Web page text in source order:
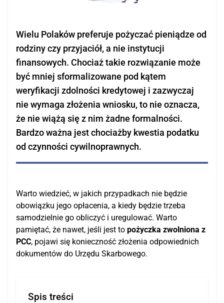
Kredyt bez badania zdolności kredytowej
Firmowe
Kredyt na działalność
Kredyt konsolidacyjny dla firm
Kredyt inwestycyjny dla firm
Kredyt dla zadłużonych firm
Kredyt dla spółki
Kredyt na start
Kredyt na spłatę ZUS i US
Leasing dla firm
Wielu Polaków preferuje pożyczać pieniądze od
rodziny czy przyjaciół, a nie instytucji
finansowych. Chociaż takie rozwiązanie może
być mniej sformalizowane pod kątem
weryfikacji zdolności kredytowej i zazwyczaj
nie wymaga złożenia wniosku, to nie oznacza,
że nie wiążą się z nim żadne formalności.
Bardzo ważna jest chociażby kwestia podatku
od czynności cywilnoprawnych.
Warto wiedzieć, w jakich przypadkach nie będzie
obowiązku jego opłacenia, a kiedy będzie trzeba
samodzielnie go obliczyć i uregulować. Warto
pamiętać, że nawet, jeśli jest to pożyczka zwolniona z
PCC, pojawi się konieczność złożenia odpowiednich
dokumentów do Urzędu Skarbowego.
Spis treści